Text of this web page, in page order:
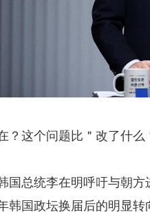
？这个问题比＂改了什么
国总统李在明呼吁与朝
韩国政坛换届后的明显转